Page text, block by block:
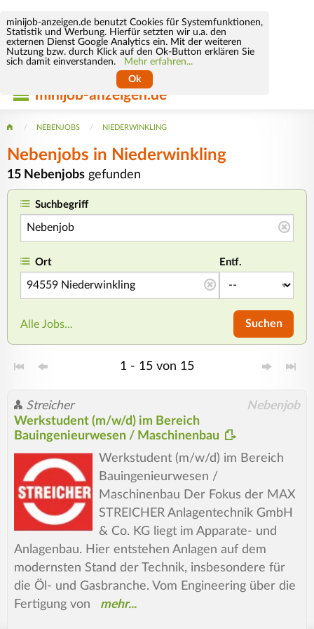
minijob-anzeigen.de benutzt Cookies für Systemfunktionen,
Statistik und Werbung. Hierfür setzten wir u.a. den
externen Dienst Google Analytics ein. Mit der weiteren
Nutzung bzw. durch Klick auf den Ok-Button erklären Sie
sich damit einverstanden.
Mehr erfahren...
Ok
minijob-anzeigen.de
NEBENJOBS NIEDERWINKLING
Nebenjobs in Niederwinkling
15 Nebenjobs gefunden
Suchbegriff
Ort Entf.
Alle Jobs... Suchen
1 - 15 von 15
Streicher Nebenjob
Werkstudent (m/w/d) im Bereich
Bauingenieurwesen / Maschinenbau
Werkstudent (m/w/d) im Bereich
Bauingenieurwesen /
Maschinenbau Der Fokus der MAX
STREICHER Anlagentechnik GmbH
& Co. KG liegt im Apparate- und
Anlagenbau. Hier entstehen Anlagen auf dem
modernsten Stand der Technik, insbesondere für
die Öl- und Gasbranche. Vom Engineering über die
Fertigung von